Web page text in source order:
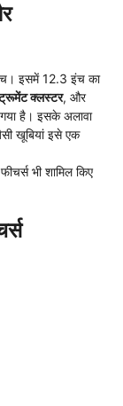
इसमें 12.3 इंच का
क्लस्टर, और
है। इसके अलावा
खूबियां इसे एक
भी शामिल किए